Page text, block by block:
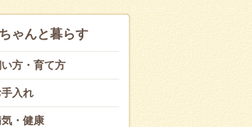
ゃんと暮らす
方・育て方
入れ
・健康